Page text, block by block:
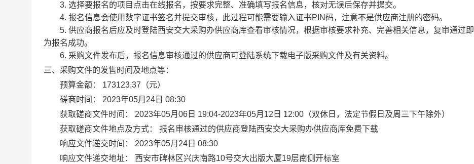
3. 选择要报名的项目点击在线报名，按要求完整、准确填写报名信息，核对无误后保存并提交。
4. 报名信息会使用数字证书签名并提交审核，此过程可能需要输入证书PIN码，注意不是供应商注册的密码。
5. 供应商报名后应及时登陆西安交大采购办供应商库查看审核情况，根据审核要求补充、完善相关信息，复审通过即
为报名成功。
6. 采购文件发布后，报名信息审核通过的供应商可登陆系统下载电子版采购文件及有关资料。
三、采购文件的发售时间及地点等：
预算金额：
173123.37（元）
磋商时间：
2023年05月24日 08:30
获取磋商文件时间：
2023年05月06日 19:04-2023年05月12日 12:00（双休日，法定节假日及周三下午除外）
获取磋商文件地点及方式：
报名审核通过的供应商登陆西安交大采购办供应商库免费下载
响应文件递交时间：
2023年05月24日 08:30
响应文件递交地址：
西安市碑林区兴庆南路10号交大出版大厦19层南侧开标室